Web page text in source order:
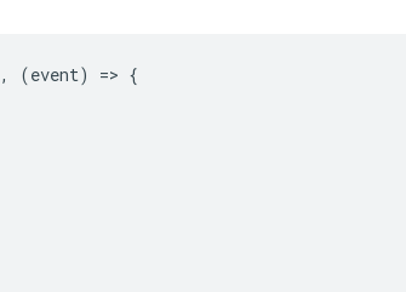
, (event) => {